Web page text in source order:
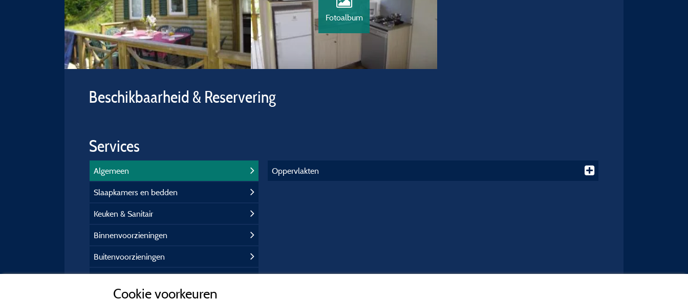
Fotoalbum
Beschikbaarheid & Reservering
Services
Algemeen
Slaapkamers en bedden
Keuken & Sanitair
Binnenvoorzieningen
Buitenvoorzieningen
Oppervlakten
Cookie voorkeuren